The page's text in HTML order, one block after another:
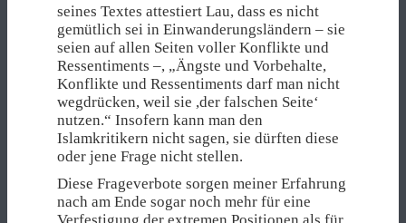
seines Textes attestiert Lau, dass es nicht
gemütlich sei in Einwanderungsländern – sie
seien auf allen Seiten voller Konflikte und
Ressentiments –, „Ängste und Vorbehalte,
Konflikte und Ressentiments darf man nicht
wegdrücken, weil sie ,der falschen Seite‘
nutzen.“ Insofern kann man den
Islamkritikern nicht sagen, sie dürften diese
oder jene Frage nicht stellen.
Diese Frageverbote sorgen meiner Erfahrung
nach am Ende sogar noch mehr für eine